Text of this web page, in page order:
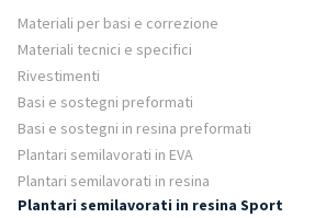
Materiali per basi e correzione
Materiali tecnici e specifici
Rivestimenti
Basi e sostegni preformati
Basi e sostegni in resina preformati
Plantari semilavorati in EVA
Plantari semilavorati in resina
Plantari semilavorati in resina Sport